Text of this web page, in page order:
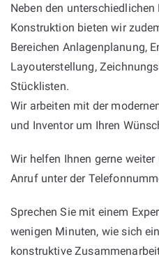
Neben den
Konstruktion bieten wir
Bereichen Anlagenplanung,
Layouterstellung,
Stücklisten.
Wir arbeiten mit der
und Inventor um Ihren
Wir helfen Ihnen gerne
Anruf unter der
Sprechen Sie mit einem
wenigen Minuten, wie sich
konstruktive